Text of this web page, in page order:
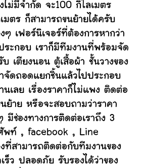
ไม่มีจำกัด จะ100 กิโลเมตร
มตร ก็สามารถขนย้ายได้ครับ
งๆ เฟอร์นิเจอร์ที่ต้องการหากว่า
ระกอบ เราก็มีทีมงานที่พร้อมจัด
เตียงนอน ตู้เสื้อผ้า ชั้นวางของ
จัดถอดแยกชิ้นแล้วไปประกอบ
นเลย เรื่องราคาก็ไม่แพง ติดต่อ
ย้าย หรือจะสอบถามว่าราคา
มีช่องทางการติดต่อเราถึง 3
ศัพท์ , facebook , Line
ที่สามารถติดต่อกับทีมงานของ
ร็ว ปลอดภัย รับรองได้ว่าของ